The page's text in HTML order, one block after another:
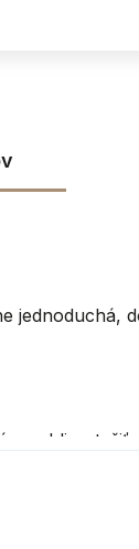
mohli potešiť,
jednoduchá,